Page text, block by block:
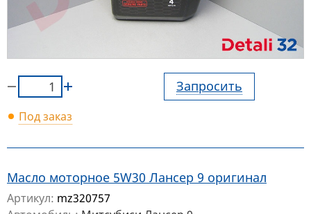
Запросить
Под заказ
Масло моторное 5W30 Лансер 9 оригинал
Артикул: mz320757